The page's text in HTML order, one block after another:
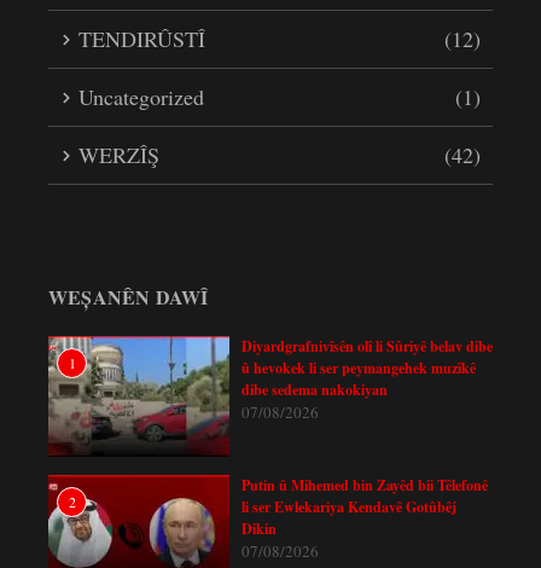
TENDIRÛSTÎ
(12)
Uncategorized
(1)
WERZÎŞ
(42)
WEȘANÊN DAWÎ
1
Diyardgrafnivîsên olî li Sûriyê belav dibe
û hevokek li ser peymangehek muzîkê
dibe sedema nakokiyan
07/08/2026
2
Putin û Mihemed bin Zayêd bii Têlefonê
li ser Ewlekariya Kendavê Gotûbêj
Dikin
07/08/2026